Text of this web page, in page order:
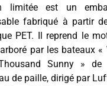
limitée est un
fabriqué à partir
PET. Il reprend le
par les bateaux «
Sunny » de
de paille, dirigé par